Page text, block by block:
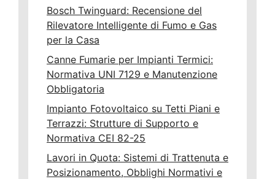
Bosch Twinguard: Recensione del
Rilevatore Intelligente di Fumo e Gas
per la Casa
Canne Fumarie per Impianti Termici:
Normativa UNI 7129 e Manutenzione
Obbligatoria
Impianto Fotovoltaico su Tetti Piani e
Terrazzi: Strutture di Supporto e
Normativa CEI 82-25
Lavori in Quota: Sistemi di Trattenuta e
Posizionamento, Obblighi Normativi e